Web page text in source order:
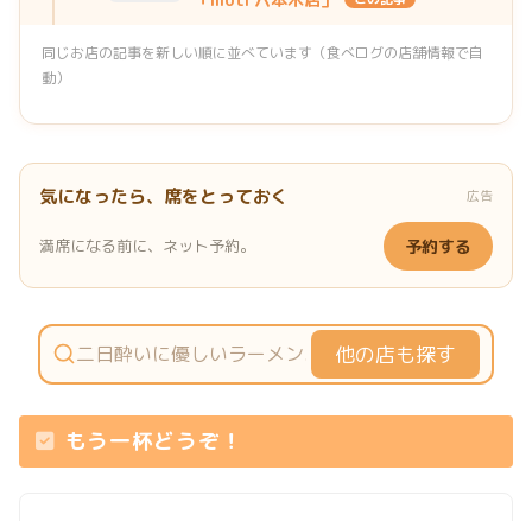
同じお店の記事を新しい順に並べています（食べログの店舗情報で自
動）
気になったら、席をとっておく 広告
満席になる前に、ネット予約。 予約する
他の店も探す
もう一杯どうぞ！